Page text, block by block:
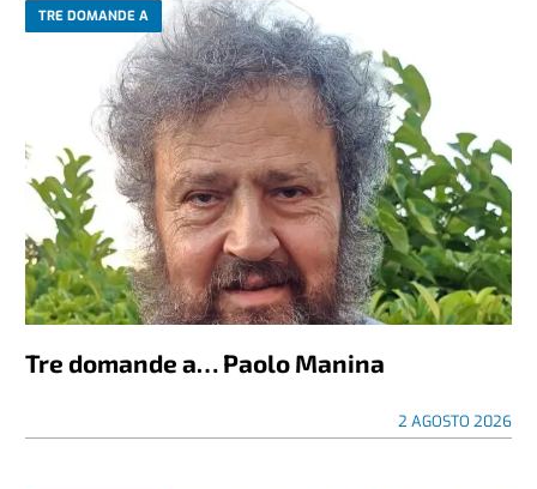
TRE DOMANDE A
Tre domande a… Paolo Manina
2 AGOSTO 2026